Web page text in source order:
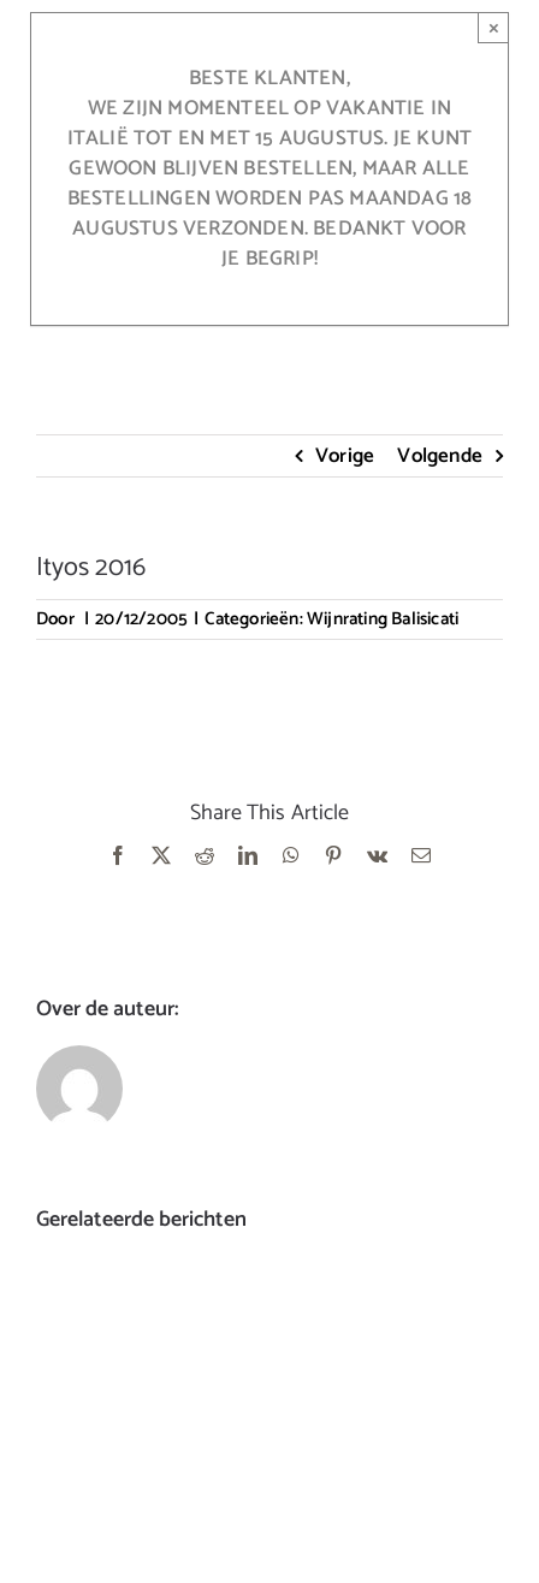
BESTE KLANTEN,
WE ZIJN MOMENTEEL OP VAKANTIE IN
ITALIË TOT EN MET 15 AUGUSTUS. JE KUNT
GEWOON BLIJVEN BESTELLEN, MAAR ALLE
BESTELLINGEN WORDEN PAS MAANDAG 18
AUGUSTUS VERZONDEN. BEDANKT VOOR
JE BEGRIP!
×
Vorige Volgende
Ityos 2016
Door | 20/12/2005 | Categorieën:Wijnrating Balisicati
Share This Article
Facebook RedditLinkedInWhatsApp
Pinterest
Vk
E-
Over de auteur:
Gerelateerde berichten